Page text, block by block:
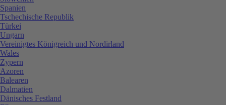
Spanien
Tschechische Republik
Türkei
Ungarn
Vereinigtes Königreich und Nordirland
Wales
Zypern
Azoren
Balearen
Dalmatien
Dänisches Festland